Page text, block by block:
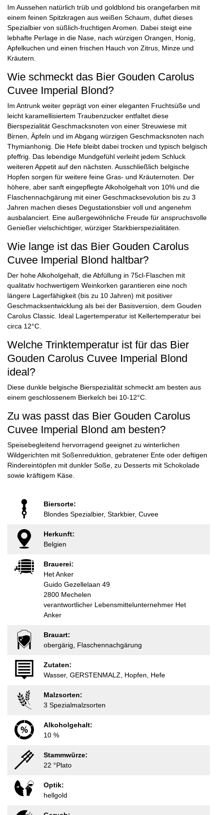
Im Aussehen natürlich trüb und goldblond bis orangefarben mit
einem feinen Spitzkragen aus weißen Schaum, duftet dieses
Spezialbier von süßlich-fruchtigen Aromen. Dabei steigt eine
lebhafte Perlage in die Nase, nach würzigen Orangen, Honig,
Apfelkuchen und einen frischen Hauch von Zitrus, Minze und
Kräutern.
Wie schmeckt das Bier Gouden Carolus
Cuvee Imperial Blond?
Im Antrunk weiter geprägt von einer eleganten Fruchtsüße und
leicht karamellisiertem Traubenzucker entfaltet diese
Bierspezialität Geschmacksnoten von einer Streuwiese mit
Birnen, Äpfeln und im Abgang würzigen Geschmacksnoten nach
Thymianhonig. Die Hefe bleibt dabei trocken und typisch belgisch
pfeffrig. Das lebendige Mundgefühl verleiht jedem Schluck
weiteren Appetit auf den nächsten. Ausschließlich belgische
Hopfen sorgen für weitere feine Gras- und Kräuternoten. Der
höhere, aber sanft eingepflegte Alkoholgehalt von 10% und die
Flaschennachgärung mit einer Geschmacksevolution bis zu 3
Jahren machen dieses Degustationsbier voll und angenehm
ausbalanciert. Eine außergewöhnliche Freude für anspruchsvolle
Genießer vielschichtiger, würziger Starkbierspezialitäten.
Wie lange ist das Bier Gouden Carolus
Cuvee Imperial Blond haltbar?
Der hohe Alkoholgehalt, die Abfüllung in 75cl-Flaschen mit
qualitativ hochwertigem Weinkorken garantieren eine noch
längere Lagerfähigkeit (bis zu 10 Jahren) mit positiver
Geschmacksentwicklung als bei der Basisversion, dem Gouden
Carolus Classic. Ideal Lagertemperatur ist Kellertemperatur bei
circa 12°C.
Welche Trinktemperatur ist für das Bier
Gouden Carolus Cuvee Imperial Blond
ideal?
Diese dunkle belgische Bierspezialität schmeckt am besten aus
einem geschlossenem Bierkelch bei 10-12°C.
Zu was passt das Bier Gouden Carolus
Cuvee Imperial Blond am besten?
Speisebegleitend hervorragend geeignet zu winterlichen
Wildgerichten mit Soßenreduktion, gebratener Ente oder deftigen
Rindereintöpfen mit dunkler Soße, zu Desserts mit Schokolade
sowie kräftigem Käse.
Biersorte:
Blondes Spezialbier, Starkbier, Cuvee
Herkunft:
Belgien
Brauerei:
Het Anker
Guido Gezellelaan 49
2800 Mechelen
verantwortlicher Lebensmittelunternehmer Het
Anker
Brauart:
obergärig, Flaschennachgärung
Zutaten:
Wasser, GERSTENMALZ, Hopfen, Hefe
Malzsorten:
3 Spezialmalzsorten
Alkoholgehalt:
10 %
Stammwürze:
22 °Plato
Optik:
hellgold